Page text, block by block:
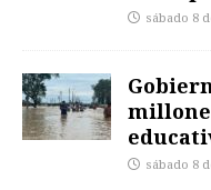
sábado 8
sábado 8